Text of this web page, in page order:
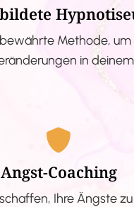
Methode,
in
Angst-Coaching
Ihre Ängste